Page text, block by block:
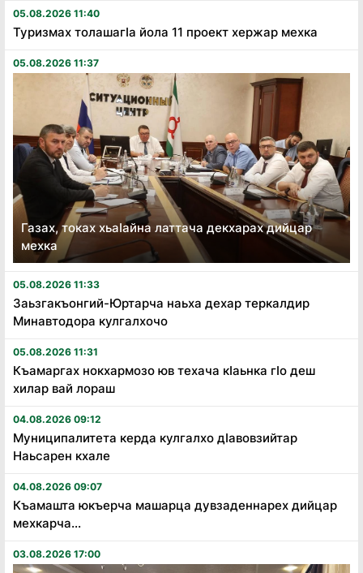
05.08.2026 11:40
Туризмах толашагӏа йола 11 проект хержар мехка
05.08.2026 11:37
Газах, токах хьаӏайна латтача декхарах дийцар
мехка
05.08.2026 11:33
Заьзгакъонгий-Юртарча наьха дехар теркалдир
Минавтодора кулгалхочо
05.08.2026 11:31
Къамаргах нокхармозо юв техача кӏаьнка гӏо деш
хилар вай лораш
04.08.2026 09:12
Муниципалитета керда кулгалхо дӏавовзийтар
Наьсарен кхале
04.08.2026 09:07
Къамашта юкъерча машарца дувзаденнарех дийцар
мехкарча...
03.08.2026 17:00